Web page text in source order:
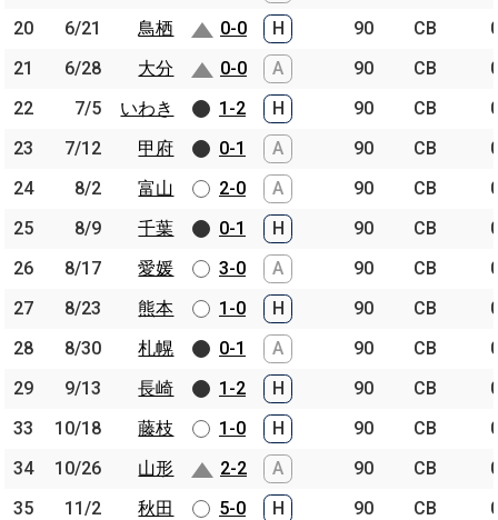
20
6/21 鳥栖 0-0 H 90 CB
21
6/28 大分 0-0 A 90 CB
22
7/5 いわき 1-2 H 90 CB
23
7/12 甲府 0-1 A 90 CB
24
8/2 富山 2-0 A 90 CB
25
8/9 千葉 0-1 H 90 CB
26
8/17 愛媛 3-0 A 90 CB
27
8/23 熊本 1-0 H 90 CB
28
8/30 札幌 0-1 A 90 CB
29
9/13 長崎 1-2 H 90 CB
33
10/18 藤枝 1-0 H 90 CB
34
10/26 山形 2-2 A 90 CB
35
11/2 秋田 5-0 H 90 CB
20
6/21
鳥栖
21
6/28
大分
22
7/5
いわき
23
7/12
甲府
24
8/2
富山
25
8/9
千葉
26
8/17
愛媛
27
8/23
熊本
28
8/30
札幌
29
9/13
長崎
33
10/18
藤枝
34
10/26
山形
35
11/2 秋田